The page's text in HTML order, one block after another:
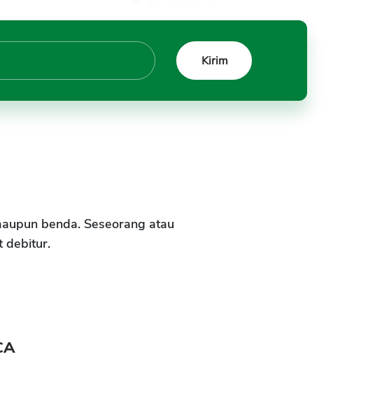
benda. Seseorang atau
debitur.